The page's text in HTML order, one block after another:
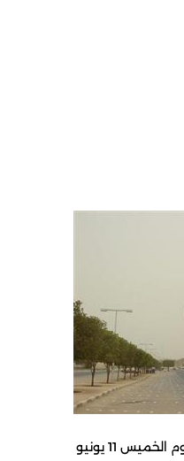
أعلنت إدارة الأرصاد الجوية اليوم الخميس 11 يونيو